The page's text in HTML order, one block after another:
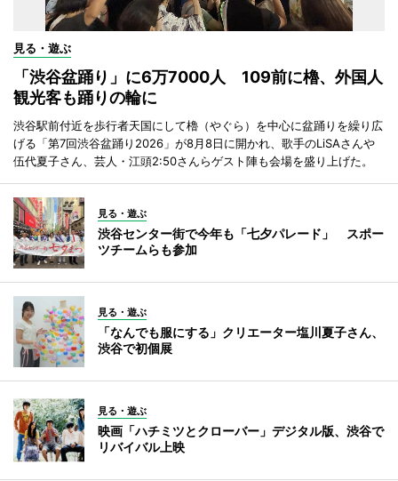
見る・遊ぶ
「渋谷盆踊り」に6万7000人 109前に櫓、外国人
観光客も踊りの輪に
渋谷駅前付近を歩行者天国にして櫓（やぐら）を中心に盆踊りを繰り広
げる「第7回渋谷盆踊り2026」が8月8日に開かれ、歌手のLiSAさんや
伍代夏子さん、芸人・江頭2:50さんらゲスト陣も会場を盛り上げた。
見る・遊ぶ
渋谷センター街で今年も「七夕パレード」 スポー
ツチームらも参加
見る・遊ぶ
「なんでも服にする」クリエーター塩川夏子さん、
渋谷で初個展
見る・遊ぶ
映画「ハチミツとクローバー」デジタル版、渋谷で
リバイバル上映